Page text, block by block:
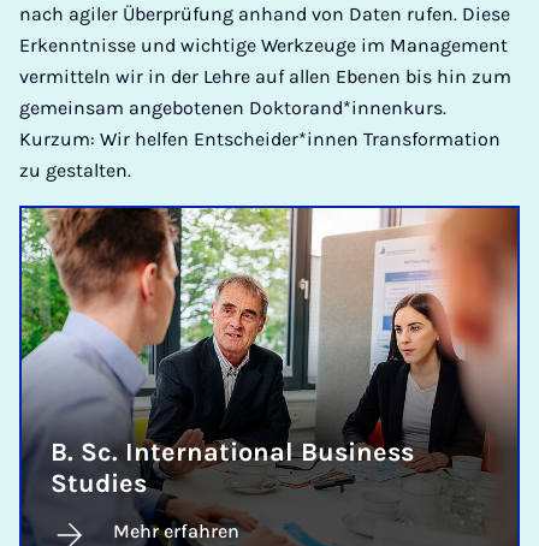
nach agiler Überprüfung anhand von Daten rufen. Diese
Erkenntnisse und wichtige Werkzeuge im Management
vermitteln wir in der Lehre auf allen Ebenen bis hin zum
gemeinsam angebotenen Doktorand*innenkurs.
Kurzum: Wir helfen Entscheider*innen Transformation
zu gestalten.
B. Sc. International Business
Studies
Mehr erfahren